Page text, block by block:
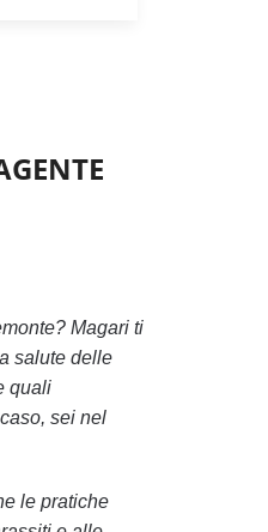
Magari ti
salute delle
quali
sei nel
le pratiche